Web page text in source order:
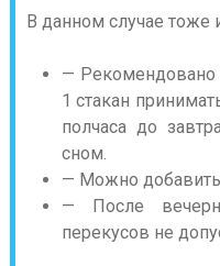
В данном случае тоже
— Рекомендовано
1 стакан
полчаса до
сном.
— Можно
— После
перекусов не